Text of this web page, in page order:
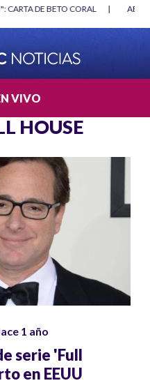
DE BETO CORAL
VIVO
HOUSE
1 año
serie 'Full
en EEUU